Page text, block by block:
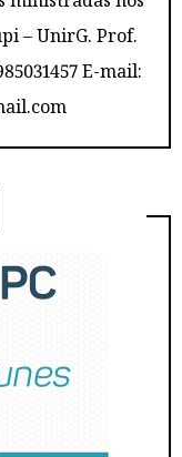
– UnirG. Prof.
E-mail: